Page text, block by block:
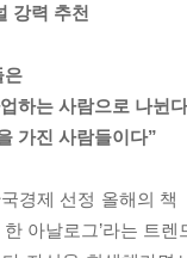
강력 추천
은
하는 사람으로 나뉜
가진 사람들이다”
경제 선정 올해의
한 아날로그’라는 트